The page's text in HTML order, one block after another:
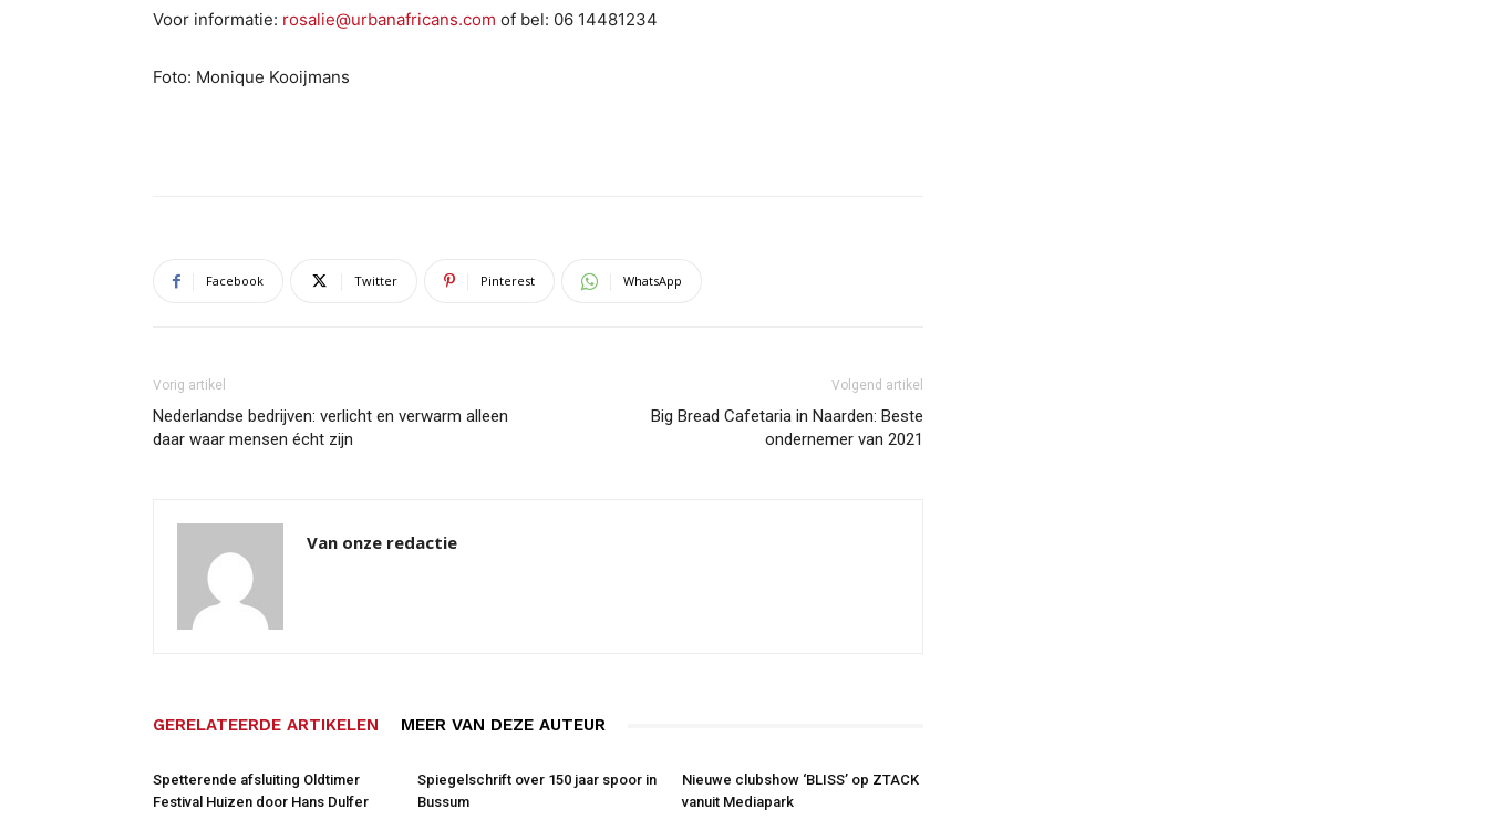
Voor informatie: rosalie@urbanafricans.com of bel: 06 14481234
Foto: Monique Kooijmans
Facebook Twitter Pinterest WhatsApp
Vorig artikel
Nederlandse bedrijven: verlicht en verwarm alleen
daar waar mensen écht zijn
Volgend artikel
Big Bread Cafetaria in Naarden: Beste
ondernemer van 2021
Van onze redactie
GERELATEERDE ARTIKELEN MEER VAN DEZE AUTEUR
Spetterende afsluiting Oldtimer
Festival Huizen door Hans Dulfer
Spiegelschrift over 150 jaar spoor in
Bussum
Nieuwe clubshow ‘BLISS’ op ZTACK
vanuit Mediapark